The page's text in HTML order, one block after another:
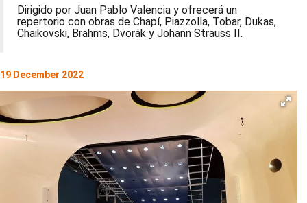
Dirigido por Juan Pablo Valencia y ofrecerá un
repertorio con obras de Chapí, Piazzolla, Tobar, Dukas,
Chaikovski, Brahms, Dvorák y Johann Strauss II.
19 December 2022